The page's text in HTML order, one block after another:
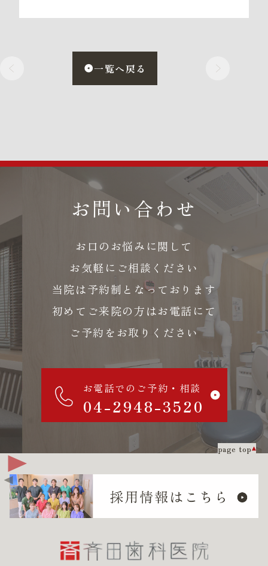
一覧へ戻る
お問い合わせ
お口のお悩みに関して
お気軽にご相談ください
当院は予約制となっております
初めてご来院の方はお電話にて
ご予約をお取りください
お電話でのご予約・相談
04-2948-3520
page top